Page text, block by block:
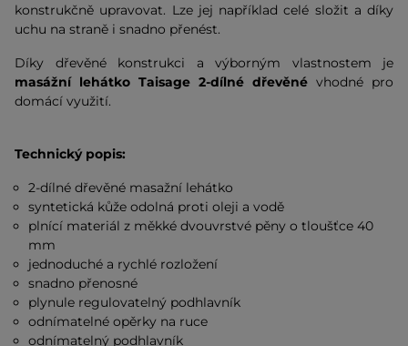
konstrukčně upravovat. Lze jej například celé složit a díky
uchu na straně i snadno přenést.
Díky dřevěné konstrukci a výborným vlastnostem je
masážní lehátko Taisage 2-dílné dřevěné vhodné pro
domácí využití.
Technický popis:
2-dílné dřevěné masažní lehátko
syntetická kůže odolná proti oleji a vodě
plnící materiál z měkké dvouvrstvé pěny o tloušťce 40
mm
jednoduché a rychlé rozložení
snadno přenosné
plynule regulovatelný podhlavník
odnímatelné opěrky na ruce
odnímatelný podhlavník